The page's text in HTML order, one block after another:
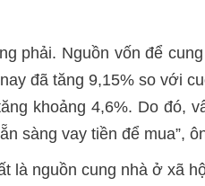
phải. Nguồn vốn để
đã tăng 9,15% so với
khoảng 4,6%. Do đó,
sàng vay tiền để mua”,
là nguồn cung nhà ở xã